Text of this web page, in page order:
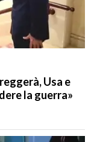
Usa e
la guerra»